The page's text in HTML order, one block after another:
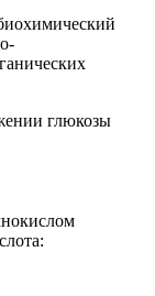
глюкозы